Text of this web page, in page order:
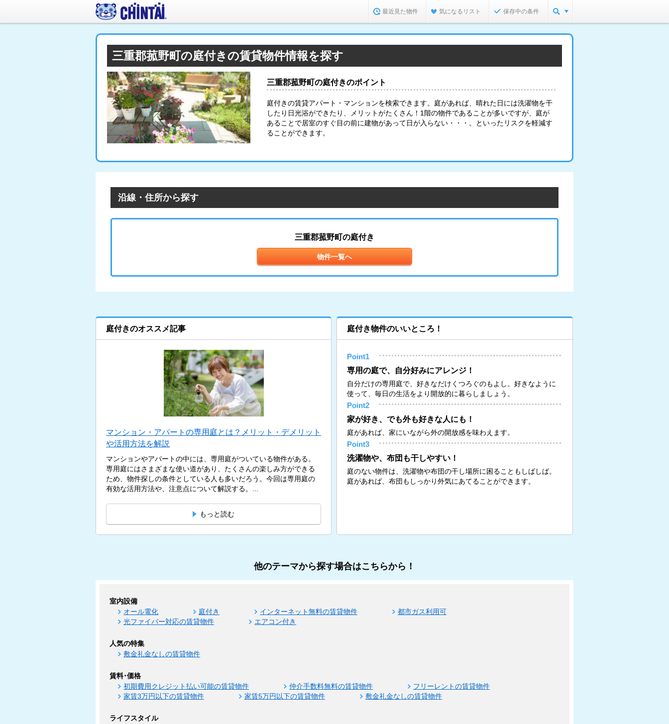
最近見た物件 気になるリスト 保存中の条件
三重郡菰野町の庭付きの賃貸物件情報を探す
三重郡菰野町の庭付きのポイント
庭付きの賃貸アパート・マンションを検索できます。庭があれば、晴れた日には洗濯物を干
したり日光浴ができたり、メリットがたくさん！1階の物件であることが多いですが、庭が
あることで居室のすぐ目の前に建物があって日が入らない・・・。といったリスクを軽減す
ることができます。
沿線・住所から探す
三重郡菰野町の庭付き
物件一覧へ
庭付きのオススメ記事
マンション・アパートの専用庭とは？メリット・デメリット
や活用方法を解説
マンションやアパートの中には、専用庭がついている物件がある。
専用庭にはさまざまな使い道があり、たくさんの楽しみ方ができる
ため、物件探しの条件としている人も多いだろう。今回は専用庭の
有効な活用方法や、注意点について解説する。...
もっと読む
庭付き物件のいいところ！
Point1
専用の庭で、自分好みにアレンジ！
自分だけの専用庭で、好きなだけくつろぐのもよし。好きなように
使って、毎日の生活をより開放的に暮らしましょう。
Point2
家が好き、でも外も好きな人にも！
庭があれば、家にいながら外の開放感を味わえます。
Point3
洗濯物や、布団も干しやすい！
庭のない物件は、洗濯物や布団の干し場所に困ることもしばしば。
庭があれば、布団もしっかり外気にあてることができます。
他のテーマから探す場合はこちらから！
室内設備
オール電化 庭付き インターネット無料の賃貸物件
都市ガス利用可
光ファイバー対応の賃貸物件
エアコン付き
人気の特集
敷金礼金なしの賃貸物件
賃料･価格
初期費用クレジット払い可能の賃貸物件 仲介手数料無料の賃貸物件
フリーレントの賃貸物件
家賃3万円以下の賃貸物件
家賃5万円以下の賃貸物件 敷金礼金なしの賃貸物件
ライフスタイル